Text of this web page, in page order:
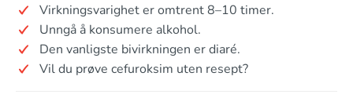
Virkningsvarighet er omtrent 8–10 timer.
Unngå å konsumere alkohol.
Den vanligste bivirkningen er diaré.
Vil du prøve cefuroksim uten resept?